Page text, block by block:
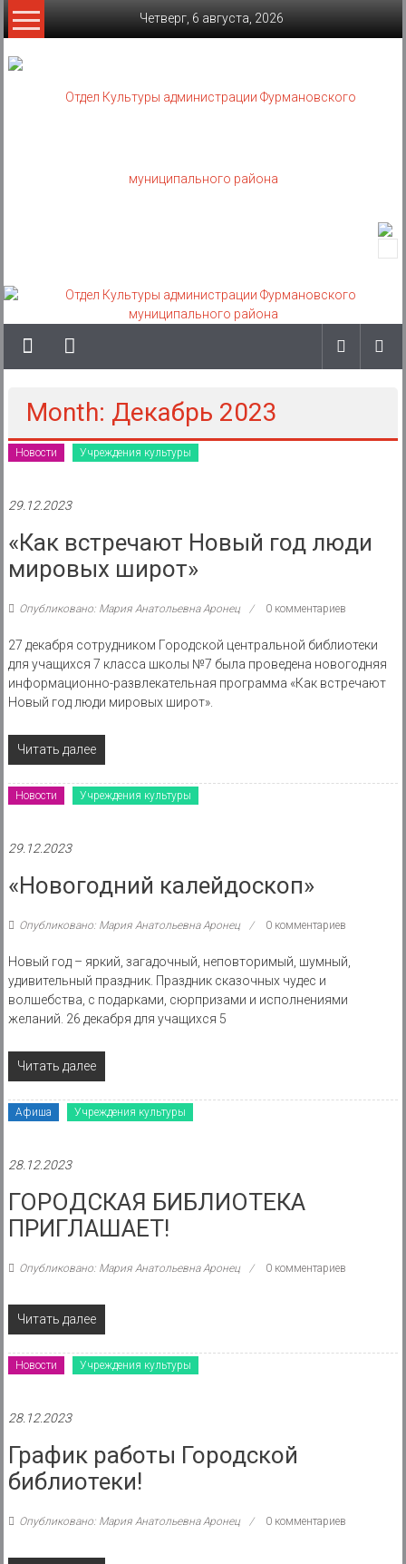
Skip
to
Четверг, 6 августа, 2026
администрации
Фурмановского
муниципального
района
Муниципальное
казенное
Month: Декабрь 2023
Новости Учреждения культуры
29.12.2023
«Как встречают Новый год люди
мировых широт»
Опубликовано: Мария Анатольевна Аронец 0 комментариев
27 декабря сотрудником Городской центральной библиотеки
для учащихся 7 класса школы №7 была проведена новогодняя
информационно-развлекательная программа «Как встречают
Новый год люди мировых широт».
Читать далее
Новости Учреждения культуры
29.12.2023
«Новогодний калейдоскоп»
Опубликовано: Мария Анатольевна Аронец 0 комментариев
Новый год – яркий, загадочный, неповторимый, шумный,
удивительный праздник. Праздник сказочных чудес и
волшебства, с подарками, сюрпризами и исполнениями
желаний. 26 декабря для учащихся 5
Читать далее
Афиша Учреждения культуры
28.12.2023
ГОРОДСКАЯ БИБЛИОТЕКА
ПРИГЛАШАЕТ!
Опубликовано: Мария Анатольевна Аронец 0 комментариев
Читать далее
Новости Учреждения культуры
28.12.2023
График работы Городской
библиотеки!
Опубликовано: Мария Анатольевна Аронец 0 комментариев